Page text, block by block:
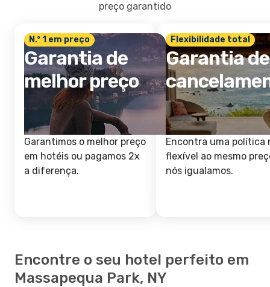
preço garantido
N.º 1 em preço
Garantia de
melhor preço
Garantimos o melhor preço
em hotéis ou pagamos 2x
a diferença.
Flexibilidade total
Garantia de
Encontra uma política
flexível ao mesmo
nós igualamos.
Encontre o seu hotel perfeito em
Massapequa Park, NY